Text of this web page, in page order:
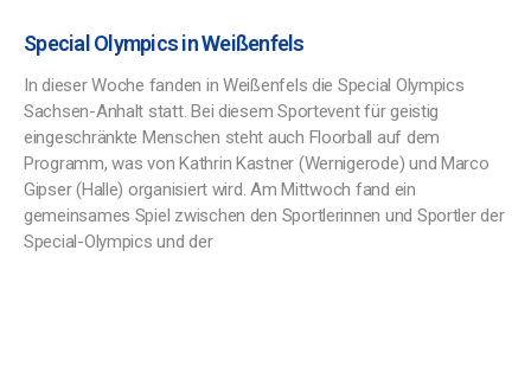
Special Olympics in Weißenfels
In dieser Woche fanden in Weißenfels die Special Olympics
Sachsen-Anhalt statt. Bei diesem Sportevent für geistig
eingeschränkte Menschen steht auch Floorball auf dem
Programm, was von Kathrin Kastner (Wernigerode) und Marco
Gipser (Halle) organisiert wird. Am Mittwoch fand ein
gemeinsames Spiel zwischen den Sportlerinnen und Sportler der
Special-Olympics und der